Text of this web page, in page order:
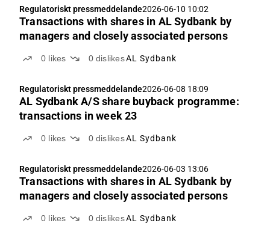
Regulatoriskt pressmeddelande2026-06-10 10:02
Transactions with shares in AL Sydbank by
managers and closely associated persons
0 likes 0 dislikesAL Sydbank
Regulatoriskt pressmeddelande2026-06-08 18:09
AL Sydbank A/S share buyback programme:
transactions in week 23
0 likes 0 dislikesAL Sydbank
Regulatoriskt pressmeddelande2026-06-03 13:06
Transactions with shares in AL Sydbank by
managers and closely associated persons
0 likes 0 dislikesAL Sydbank